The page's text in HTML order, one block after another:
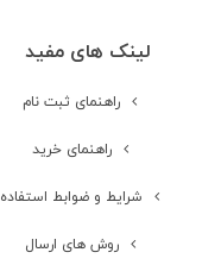
لینک های مفید
راهنمای ثبت نام
راهنمای خرید
شرایط و ضوابط استفاده
روش های ارسال